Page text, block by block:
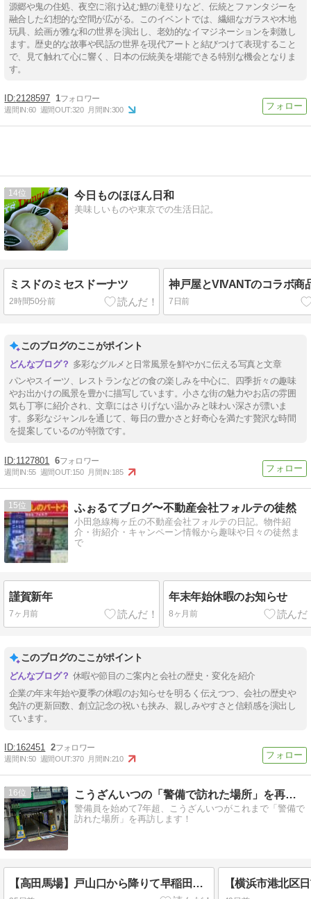
源郷や鬼の住処、夜空に溶け込む鯉の滝登りなど、伝統とファンタジーを
融合した幻想的な空間が広がる。このイベントでは、繊細なガラスや木地
玩具、絵画が雅な和の世界を演出し、老効的なイマジネーションを刺激し
ます。歴史的な故事や民話の世界を現代アートと結びつけて表現すること
で、見て触れて心に響く、日本の伝統美を堪能できる特別な機会となりま
す。
2128597 1
週間IN:60 週間OUT:320 月間IN:300
14 今日ものほほん日和
美味しいものや東京での生活日記。
ミスドのミセスドーナツ
2時間50分前
神戸屋とVIVANTのコラボ商
7日前
このブログのここがポイント
多彩なグルメと日常風景を鮮やかに伝える写真と文章
パンやスイーツ、レストランなどの食の楽しみを中心に、四季折々の趣味
やお出かけの風景を豊かに描写しています。小さな街の魅力やお店の雰囲
気も丁寧に紹介され、文章にはさりげない温かみと味わい深さが漂いま
す。多彩なジャンルを通じて、毎日の豊かさと好奇心を満たす贅沢な時間
を提案しているのが特徴です。
1127801 6
週間IN:55 週間OUT:150 月間IN:185
15 ふぉるてブログ〜不動産会社フォルテの徒然
小田急線梅ヶ丘の不動産会社フォルテの日記。物件紹
介・街紹介・キャンペーン情報から趣味や日々の徒然ま
で
謹賀新年
7ヶ月前
年末年始休暇のお知らせ
8ヶ月前
このブログのここがポイント
休暇や節目のご案内と会社の歴史・変化を紹介
企業の年末年始や夏季の休暇のお知らせを明るく伝えつつ、会社の歴史や
免許の更新回数、創立記念の祝いも挟み、親しみやすさと信頼感を演出し
ています。
162451 2
週間IN:50 週間OUT:370 月間IN:210
16 こうざんいつの「警備で訪れた場所」を再訪！
警備員を始めて7年超、こうざんいつがこれまで「警備で
訪れた場所」を再訪します！
【高田馬場】戸山口から降りて早稲田通り西側の新築ビル工事現場、歩行者多すぎ！…東側も同様ですが、中に入ると道が狭く、それでも車は入ってくる…諏訪神社は近そうで遠い！